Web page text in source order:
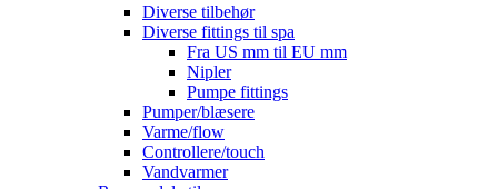
Diverse tilbehør
Diverse fittings til spa
Fra US mm til EU mm
Nipler
Pumpe fittings
Pumper/blæsere
Varme/flow
Controllere/touch
Vandvarmer